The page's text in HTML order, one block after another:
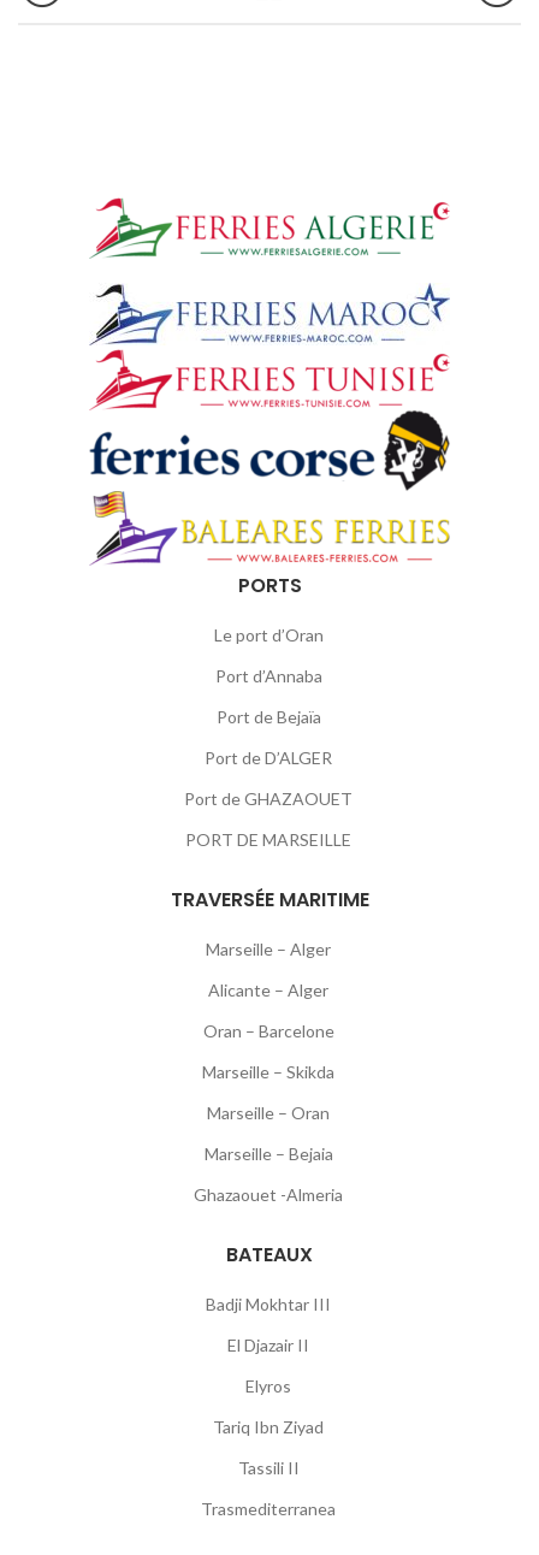
PORTS
Le port d’Oran
Port d’Annaba
Port de Bejaïa
Port de D’ALGER
Port de GHAZAOUET
PORT DE MARSEILLE
TRAVERSÉE MARITIME
Marseille – Alger
Alicante – Alger
Oran – Barcelone
Marseille – Skikda
Marseille – Oran
Marseille – Bejaia
Ghazaouet -Almeria
BATEAUX
Badji Mokhtar III
El Djazair II
Elyros
Tariq Ibn Ziyad
Tassili II
Trasmediterranea